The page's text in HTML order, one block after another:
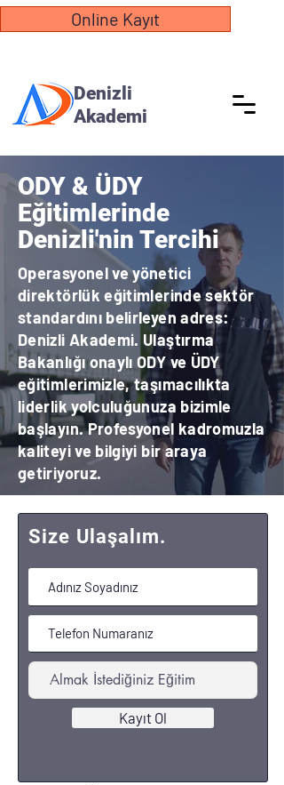
Online Kayıt
Denizli
Akademi
ODY & ÜDY
Eğitimlerinde
Denizli'nin Tercihi
Operasyonel ve yönetici
direktörlük eğitimlerinde sektör
standardını belirleyen adres:
Denizli Akademi. Ulaştırma
Bakanlığı onaylı ODY ve ÜDY
eğitimlerimizle, taşımacılıkta
liderlik yolculuğunuza bizimle
başlayın. Profesyonel kadromuzla
kaliteyi ve bilgiyi bir araya
getiriyoruz.
Size Ulaşalım.
Kayıt Ol